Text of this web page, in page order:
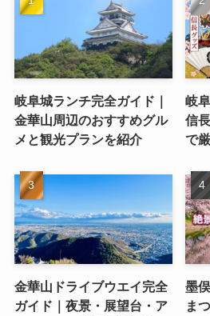
岐阜城ランチ完全ガイド｜
金華山周辺のおすすめグル
メと観光プランを紹介
岐
信
で
金華山ドライブウエイ完全
ガイド｜夜景・展望台・ア
墨
ま